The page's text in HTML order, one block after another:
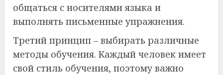
общаться с носителями языка и
выполнять письменные упражнения.
Третий принцип – выбирать различные
методы обучения. Каждый человек имеет
свой стиль обучения, поэтому важно